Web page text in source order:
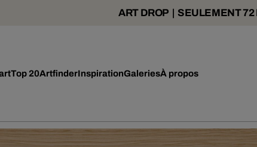
ART DROP | SEULEMENT
Top 20ArtfinderInspirationGaleriesÀ propos